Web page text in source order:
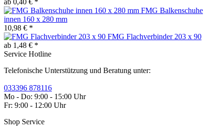
FMG Balkenschuhe
innen 160 x 280 mm
10,98 € *
FMG Flachverbinder 203 x 90
ab 1,48 € *
Service Hotline
Telefonische Unterstützung und Beratung unter:
033396 878116
Mo - Do: 9:00 - 15:00 Uhr
Fr: 9:00 - 12:00 Uhr
Shop Service